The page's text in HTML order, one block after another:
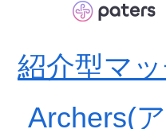
紹介型マ
Archers(